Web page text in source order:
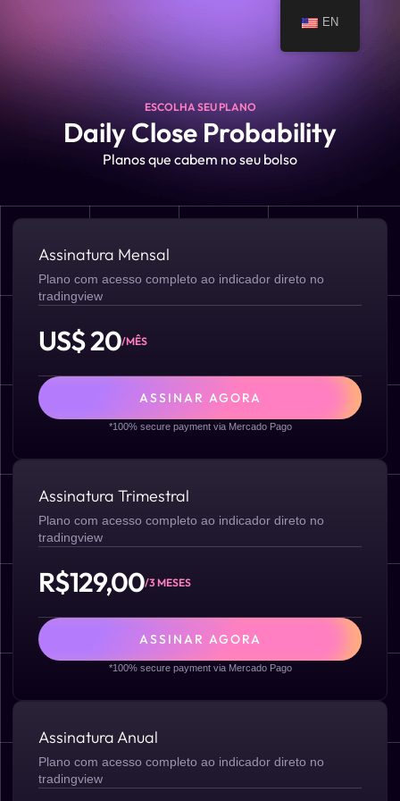
ESCOLHA SEU PLANO
Daily Close Probability
Planos que cabem no seu bolso
Assinatura Mensal
Plano com acesso completo ao indicador direto no
tradingview
US$ 20/MÊS
ASSINAR AGORA
*100% secure payment via Mercado Pago
Assinatura Trimestral
Plano com acesso completo ao indicador direto no
tradingview
R$129,00/3 MESES
ASSINAR AGORA
*100% secure payment via Mercado Pago
Assinatura Anual
Plano com acesso completo ao indicador direto no
tradingview
EN